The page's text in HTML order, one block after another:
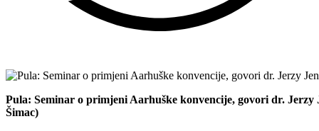
Pula: Seminar o primjeni Aarhuške konvencije, govori dr. Jerzy
Šimac)